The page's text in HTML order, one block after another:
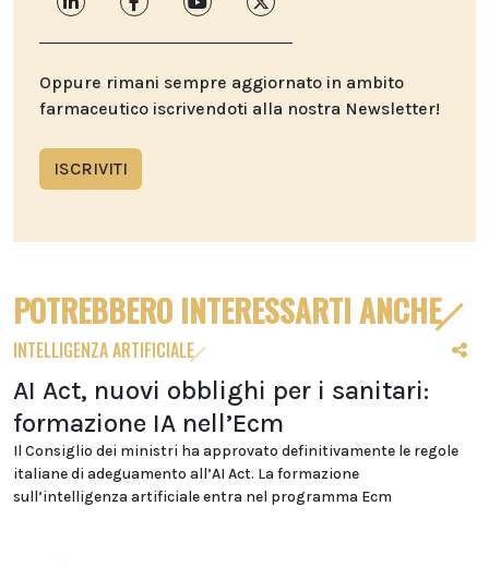
Oppure rimani sempre aggiornato in ambito
farmaceutico iscrivendoti alla nostra Newsletter!
ISCRIVITI
POTREBBERO INTERESSARTI ANCHE
INTELLIGENZA ARTIFICIALE
AI Act, nuovi obblighi per i sanitari:
formazione IA nell’Ecm
Il Consiglio dei ministri ha approvato definitivamente le regole
italiane di adeguamento all’AI Act. La formazione
sull’intelligenza artificiale entra nel programma Ecm